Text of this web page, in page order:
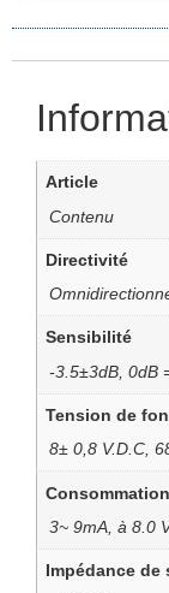
Article
Contenu
Directivité
Sensibilité
-3.5±3dB, 0dB
Tension de
8± 0,8 V.D.C,
3~ 9mA, à 8.0
Impédance de